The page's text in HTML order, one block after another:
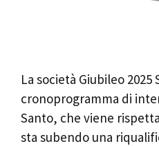
La società Giubileo
cronoprogramma di
Santo, che viene
sta subendo una